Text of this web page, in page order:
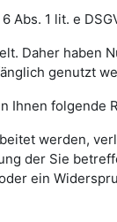
1 lit. e
Daher haben
genutzt
Ihnen
werden,
der Sie
ein